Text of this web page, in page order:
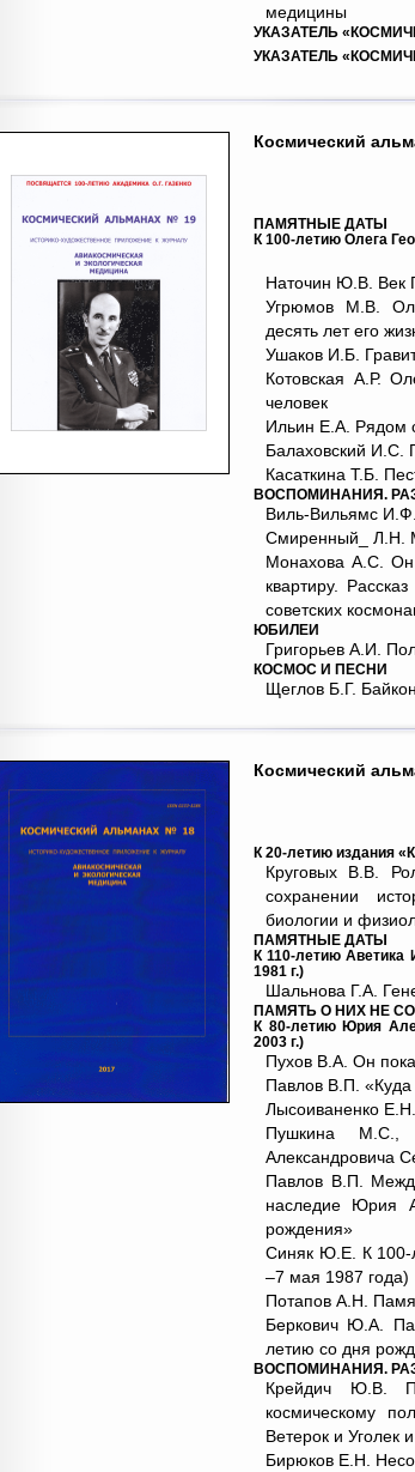
медицины
УКАЗАТЕЛЬ
УКАЗАТЕЛЬ
Космический
ПАМЯТНЫЕ ДАТЫ
К 100-летию Олега
Наточин Ю.В. Век
Угрюмов М.В.
десять лет его
Ушаков И.Б.
Котовская А.Р.
человек
Ильин Е.А. Рядом
Балаховский И.С.
Касаткина Т.Б.
ВОСПОМИНАНИЯ.
Виль-Вильямс
Смиренный_ Л.Н.
Монахова А.С. Он
квартиру.
советских
ЮБИЛЕИ
Григорьев А.И.
КОСМОС И ПЕСНИ
Щеглов Б.Г.
Космический
К 20-летию издания
Круговых В.В.
сохранении
биологии и
ПАМЯТНЫЕ ДАТЫ
К 110-летию Аветика
1981 г.)
Шальнова Г.А.
ПАМЯТЬ О НИХ НЕ
К 80-летию Юрия
2003 г.)
Пухов В.А. Он
Павлов В.П. «Куда
Лысоиваненко
Пушкина
Александровича
Павлов В.П.
наследие Юрия
рождения»
Синяк Ю.Е. К 100-
–7 мая 1987 года)
Потапов А.Н.
Беркович Ю.А.
летию со дня
ВОСПОМИНАНИЯ.
Крейдич Ю.В.
космическому
Ветерок и Уголек
Бирюков Е.Н.